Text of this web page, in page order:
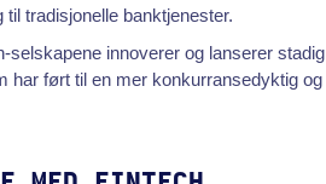
til tradisjonelle banktjenester.
selskapene innoverer og lanserer
har ført til en mer konkurransedyktig